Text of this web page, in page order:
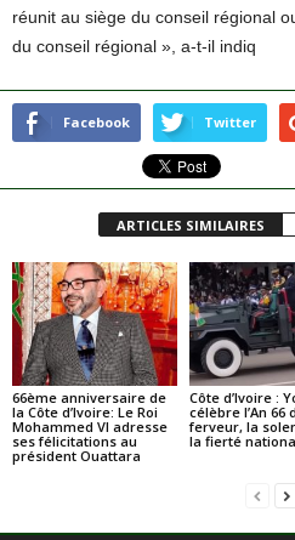
réunit au siège du conseil régional
du conseil régional », a-t-il indiq
Facebook Twitter
ARTICLES SIMILAIRES
66ème anniversaire de
la Côte d’Ivoire: Le Roi
Mohammed VI adresse
ses félicitations au
président Ouattara
Côte d’Ivoire :
célèbre l’An 66
ferveur, la
la fierté